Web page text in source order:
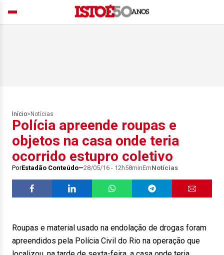
Início> Notícias
Polícia apreende roupas e
objetos na casa onde teria
ocorrido estupro coletivo
PorEstadão Conteúdo 28/05/16 - 12h58minEmNotícias
Roupas e material usado na endolação de drogas foram
apreendidos pela Polícia Civil do Rio na operação que